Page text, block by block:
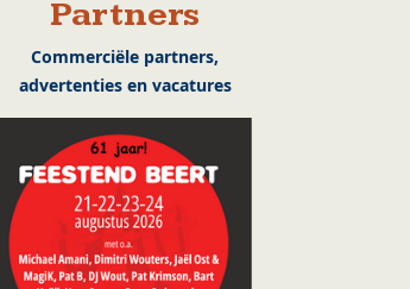
Partners
Commerciële partners,
advertenties en vacatures